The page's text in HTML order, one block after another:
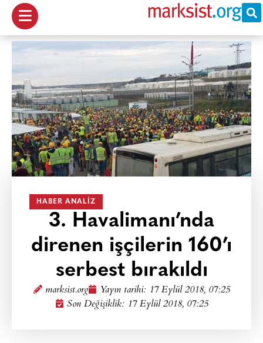
HABER ANALIZ
3. Havalimanı’nda
direnen işçilerin 160’ı
serbest bırakıldı
marksist.org Yayın tarihi: 17 Eylül 2018, 07:25
Son Değişiklik: 17 Eylül 2018, 07:25